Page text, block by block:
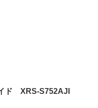
ド XRS-S752AJI